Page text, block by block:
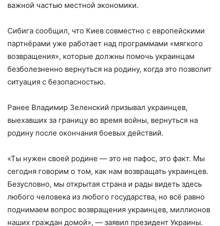
важной частью местной экономики.
Сибига сообщил, что Киев совместно с европейскими
партнёрами уже работает над программами «мягкого
возвращения», которые должны помочь украинцам
безболезненно вернуться на родину, когда это позволит
ситуация с безопасностью.
Ранее Владимир Зеленский призывал украинцев,
выехавших за границу во время войны, вернуться на
родину после окончания боевых действий.
«Ты нужен своей родине — это не пафос, это факт. Мы
сегодня говорим о том, как нам возвращать украинцев.
Безусловно, мы открытая страна и рады видеть здесь
любого человека из любого государства, но всё равно
поднимаем вопрос возвращения украинцев, миллионов
наших граждан домой», — заявил президент Украины.